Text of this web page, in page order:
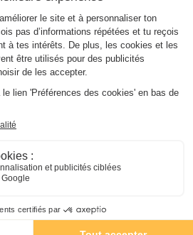
+ 1
- 2 Chambres - CLIM
10/2026
400 €